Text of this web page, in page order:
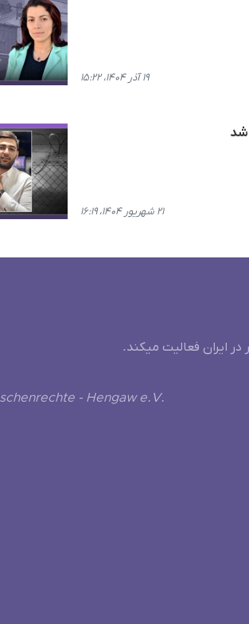
۱۹ آذر ۱۴۰۴، ۱۵:۲۲
شد
۲۱ شهریور ۱۴۰۴، ۱۶:۱۹
ایران فعالیت میکند.
- Hengaw e.V.